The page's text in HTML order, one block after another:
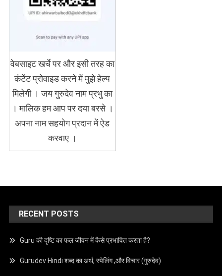
वेबसाइट खर्चे पर और इसी तरह का
कंटेंट प्रोवाइड करने में मुझे हेल्प
मिलेगी । जय गुरुदेव नाम प्रभु का
। मालिक हम आप पर दया बरसे ।
अपना नाम सहयोग प्रदान में ऐड
करवाए ।
RECENT POSTS
Guru की दृष्टि का फल जीवन में कैसे प्रभावित करता है?
Gurudev Hindi शब्द का अर्थ, स्पेलिंग ,और विचार (गुरुदेव)